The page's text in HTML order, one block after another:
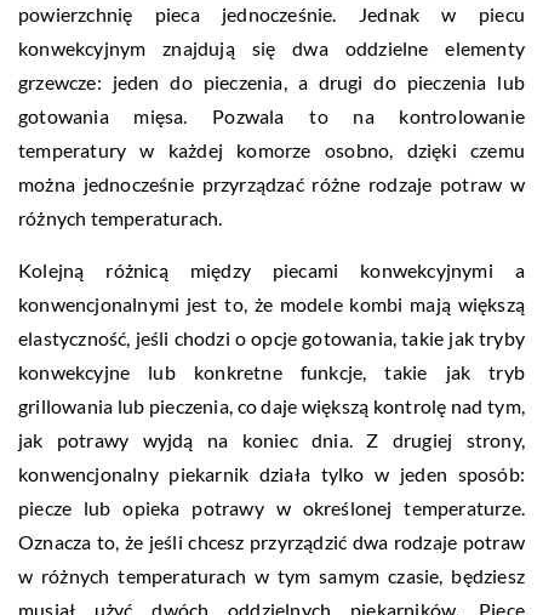
powierzchnię pieca jednocześnie. Jednak w piecu
konwekcyjnym znajdują się dwa oddzielne elementy
grzewcze: jeden do pieczenia, a drugi do pieczenia lub
gotowania mięsa. Pozwala to na kontrolowanie
temperatury w każdej komorze osobno, dzięki czemu
można jednocześnie przyrządzać różne rodzaje potraw w
różnych temperaturach.
Kolejną różnicą między piecami konwekcyjnymi a
konwencjonalnymi jest to, że modele kombi mają większą
elastyczność, jeśli chodzi o opcje gotowania, takie jak tryby
konwekcyjne lub konkretne funkcje, takie jak tryb
grillowania lub pieczenia, co daje większą kontrolę nad tym,
jak potrawy wyjdą na koniec dnia. Z drugiej strony,
konwencjonalny piekarnik działa tylko w jeden sposób:
piecze lub opieka potrawy w określonej temperaturze.
Oznacza to, że jeśli chcesz przyrządzić dwa rodzaje potraw
w różnych temperaturach w tym samym czasie, będziesz
musiał użyć dwóch oddzielnych piekarników. Piece